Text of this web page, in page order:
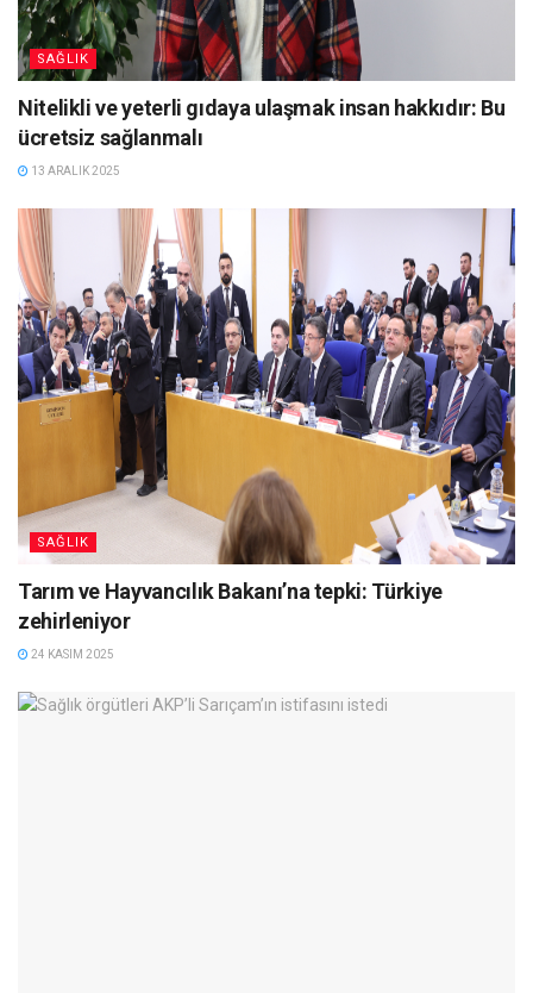
SAĞLIK
Nitelikli ve yeterli gıdaya ulaşmak insan hakkıdır: Bu
ücretsiz sağlanmalı
13 ARALIK 2025
SAĞLIK
Tarım ve Hayvancılık Bakanı’na tepki: Türkiye
zehirleniyor
24 KASIM 2025